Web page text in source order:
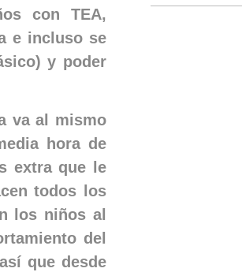
con TEA,
e incluso se
y poder
va al mismo
hora de
extra que le
todos los
los niños al
del
que desde